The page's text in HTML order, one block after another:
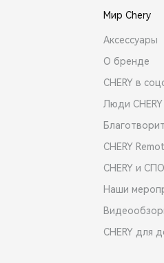
Мир Chery
Аксессуары
О бренде
CHERY в
Люди CHERY
CHERY
CHERY и
Наши
CHERY для